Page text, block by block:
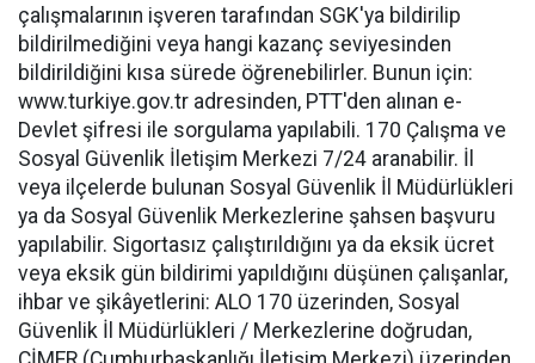
çalışmalarının işveren tarafından SGK'ya bildirilip
bildirilmediğini veya hangi kazanç seviyesinden
bildirildiğini kısa sürede öğrenebilirler. Bunun için:
www.turkiye.gov.tr adresinden, PTT'den alınan e-
Devlet şifresi ile sorgulama yapılabili. 170 Çalışma ve
Sosyal Güvenlik İletişim Merkezi 7/24 aranabilir. İl
veya ilçelerde bulunan Sosyal Güvenlik İl Müdürlükleri
ya da Sosyal Güvenlik Merkezlerine şahsen başvuru
yapılabilir. Sigortasız çalıştırıldığını ya da eksik ücret
veya eksik gün bildirimi yapıldığını düşünen çalışanlar,
ihbar ve şikâyetlerini: ALO 170 üzerinden, Sosyal
Güvenlik İl Müdürlükleri / Merkezlerine doğrudan,